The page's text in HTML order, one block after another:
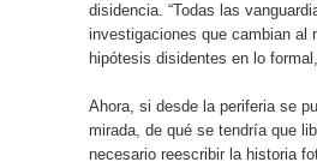
disidencia. “Todas las
investigaciones que cambian al
hipótesis disidentes en lo
Ahora, si desde la periferia se
mirada, de qué se tendría que
necesario reescribir la historia